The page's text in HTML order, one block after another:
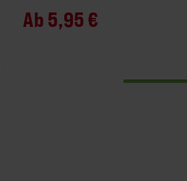
Ab5,95 €